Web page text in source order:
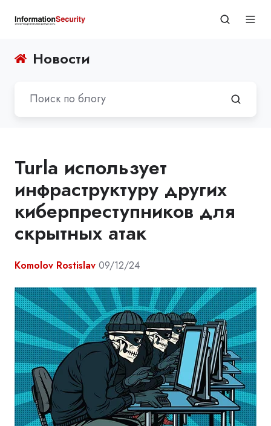
Новости
Turla использует
инфраструктуру других
киберпреступников для
скрытных атак
Komolov Rostislav 09/12/24